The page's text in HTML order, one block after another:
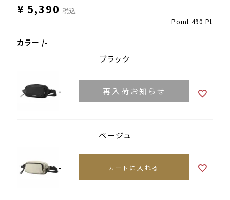
¥ 5,390 税込
Point 490 Pt
カラー -
ブラック
- 再入荷お知らせ
ベージュ
- カートに入れる